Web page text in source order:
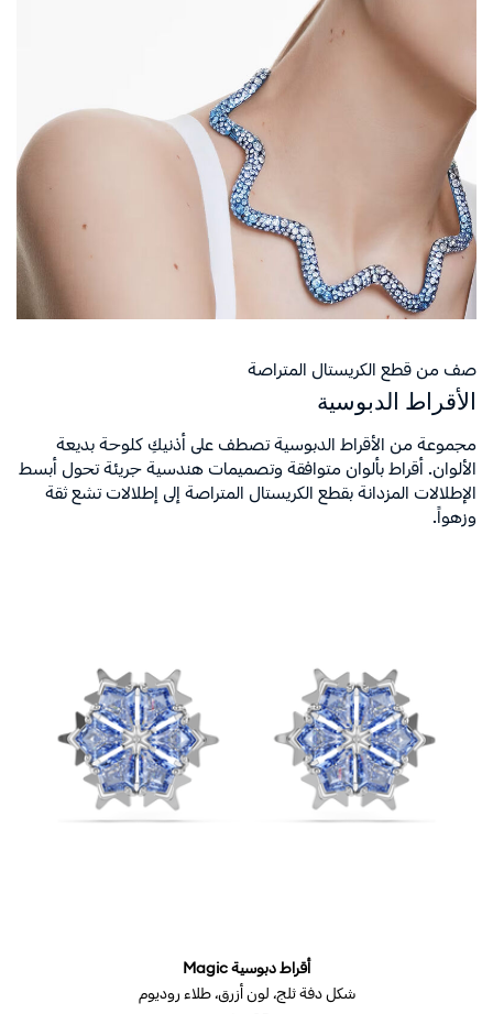
صف من قطع الكريستال المتراصة
الأقراط الدبوسية
مجموعة من الأقراط الدبوسية تصطف على أذنيكِ كلوحة بديعة
الألوان. أقراط بألوان متوافقة وتصميمات هندسية جريئة تحول أبسط
الإطلالات المزدانة بقطع الكريستال المتراصة إلى إطلالات تشع ثقة
وزهواً.
أقراط دبوسية Magic
شكل دفة ثلج، لون أزرق، طلاء روديوم